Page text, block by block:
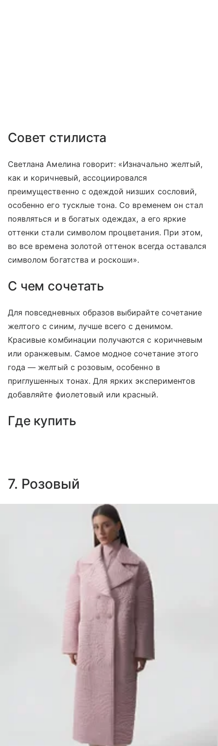
Совет стилиста
Светлана Амелина говорит: «Изначально желтый,
как и коричневый, ассоциировался
преимущественно с одеждой низших сословий,
особенно его тусклые тона. Со временем он стал
появляться и в богатых одеждах, а его яркие
оттенки стали символом процветания. При этом,
во все времена золотой оттенок всегда оставался
символом богатства и роскоши».
С чем сочетать
Для повседневных образов выбирайте сочетание
желтого с синим, лучше всего с денимом.
Красивые комбинации получаются с коричневым
или оранжевым. Самое модное сочетание этого
года — желтый с розовым, особенно в
приглушенных тонах. Для ярких экспериментов
добавляйте фиолетовый или красный.
Где купить
7. Розовый